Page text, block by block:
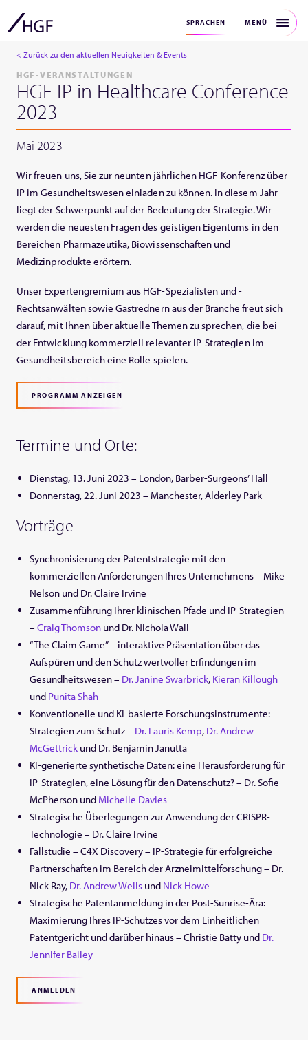
SPRACHEN MENÜ
< Zurück zu den aktuellen Neuigkeiten & Events
HGF-VERANSTALTUNGEN
HGF IP in Healthcare Conference
2023
Mai 2023
Wir freuen uns, Sie zur neunten jährlichen HGF-Konferenz über
IP im Gesundheitswesen einladen zu können. In diesem Jahr
liegt der Schwerpunkt auf der Bedeutung der Strategie. Wir
werden die neuesten Fragen des geistigen Eigentums in den
Bereichen Pharmazeutika, Biowissenschaften und
Medizinprodukte erörtern.
Unser Expertengremium aus HGF-Spezialisten und -
Rechtsanwälten sowie Gastrednern aus der Branche freut sich
darauf, mit Ihnen über aktuelle Themen zu sprechen, die bei
der Entwicklung kommerziell relevanter IP-Strategien im
Gesundheitsbereich eine Rolle spielen.
PROGRAMM ANZEIGEN
Termine und Orte:
Dienstag, 13. Juni 2023 – London, Barber-Surgeons’ Hall
Donnerstag, 22. Juni 2023 – Manchester, Alderley Park
Vorträge
Synchronisierung der Patentstrategie mit den
kommerziellen Anforderungen Ihres Unternehmens – Mike
Nelson und Dr. Claire Irvine
Zusammenführung Ihrer klinischen Pfade und IP-Strategien
–Craig Thomson und Dr. Nichola Wall
“The Claim Game” – interaktive Präsentation über das
Aufspüren und den Schutz wertvoller Erfindungen im
Gesundheitswesen – Dr. Janine Swarbrick, Kieran Killough
und Punita Shah
Konventionelle und KI-basierte Forschungsinstrumente:
Strategien zum Schutz – Dr. Lauris Kemp, Dr. Andrew
McGettrick und Dr. Benjamin Janutta
KI-generierte synthetische Daten: eine Herausforderung für
IP-Strategien, eine Lösung für den Datenschutz? – Dr. Sofie
McPherson und Michelle Davies
Strategische Überlegungen zur Anwendung der CRISPR-
Technologie – Dr. Claire Irvine
Fallstudie – C4X Discovery – IP-Strategie für erfolgreiche
Partnerschaften im Bereich der Arzneimittelforschung – Dr.
Nick Ray, Dr. Andrew Wells und Nick Howe
Strategische Patentanmeldung in der Post-Sunrise-Ära:
Maximierung Ihres IP-Schutzes vor dem Einheitlichen
Patentgericht und darüber hinaus – Christie Batty und Dr.
Jennifer Bailey
ANMELDEN